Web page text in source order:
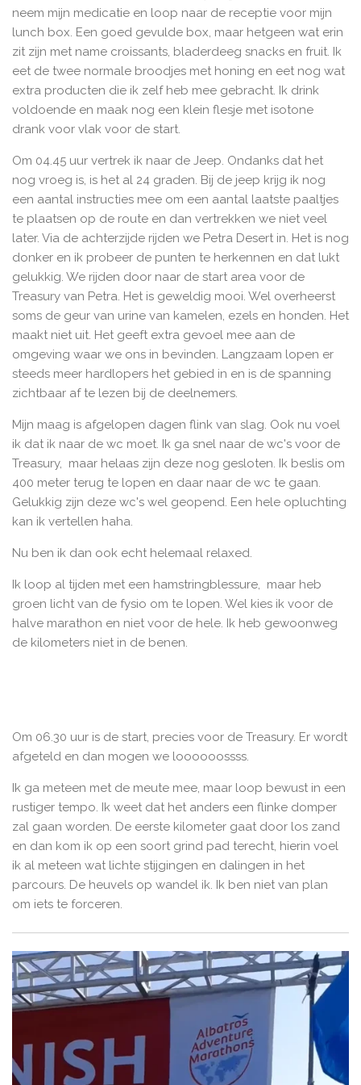
l
e
c
a
p
t
f
u
l
neem mijn medicatie en loop naar de receptie voor mijn
lunch box. Een goed gevulde box, maar hetgeen wat erin
zit zijn met name croissants, bladerdeeg snacks en fruit. Ik
eet de twee normale broodjes met honing en eet nog wat
extra producten die ik zelf heb mee gebracht. Ik drink
voldoende en maak nog een klein flesje met isotone
drank voor vlak voor de start.
Om 04.45 uur vertrek ik naar de Jeep. Ondanks dat het
nog vroeg is, is het al 24 graden. Bij de jeep krijg ik nog
een aantal instructies mee om een aantal laatste paaltjes
te plaatsen op de route en dan vertrekken we niet veel
later. Via de achterzijde rijden we Petra Desert in. Het is nog
donker en ik probeer de punten te herkennen en dat lukt
gelukkig. We rijden door naar de start area voor de
Treasury van Petra. Het is geweldig mooi. Wel overheerst
soms de geur van urine van kamelen, ezels en honden. Het
maakt niet uit. Het geeft extra gevoel mee aan de
omgeving waar we ons in bevinden. Langzaam lopen er
steeds meer hardlopers het gebied in en is de spanning
zichtbaar af te lezen bij de deelnemers.
Mijn maag is afgelopen dagen flink van slag. Ook nu voel
ik dat ik naar de wc moet. Ik ga snel naar de wc's voor de
Treasury, maar helaas zijn deze nog gesloten. Ik beslis om
400 meter terug te lopen en daar naar de wc te gaan.
Gelukkig zijn deze wc's wel geopend. Een hele opluchting
kan ik vertellen haha.
Nu ben ik dan ook echt helemaal relaxed.
Ik loop al tijden met een hamstringblessure, maar heb
groen licht van de fysio om te lopen. Wel kies ik voor de
halve marathon en niet voor de hele. Ik heb gewoonweg
de kilometers niet in de benen.
Om 06.30 uur is de start, precies voor de Treasury. Er wordt
afgeteld en dan mogen we loooooossss.
Ik ga meteen met de meute mee, maar loop bewust in een
rustiger tempo. Ik weet dat het anders een flinke domper
zal gaan worden. De eerste kilometer gaat door los zand
en dan kom ik op een soort grind pad terecht, hierin voel
ik al meteen wat lichte stijgingen en dalingen in het
parcours. De heuvels op wandel ik. Ik ben niet van plan
om iets te forceren.